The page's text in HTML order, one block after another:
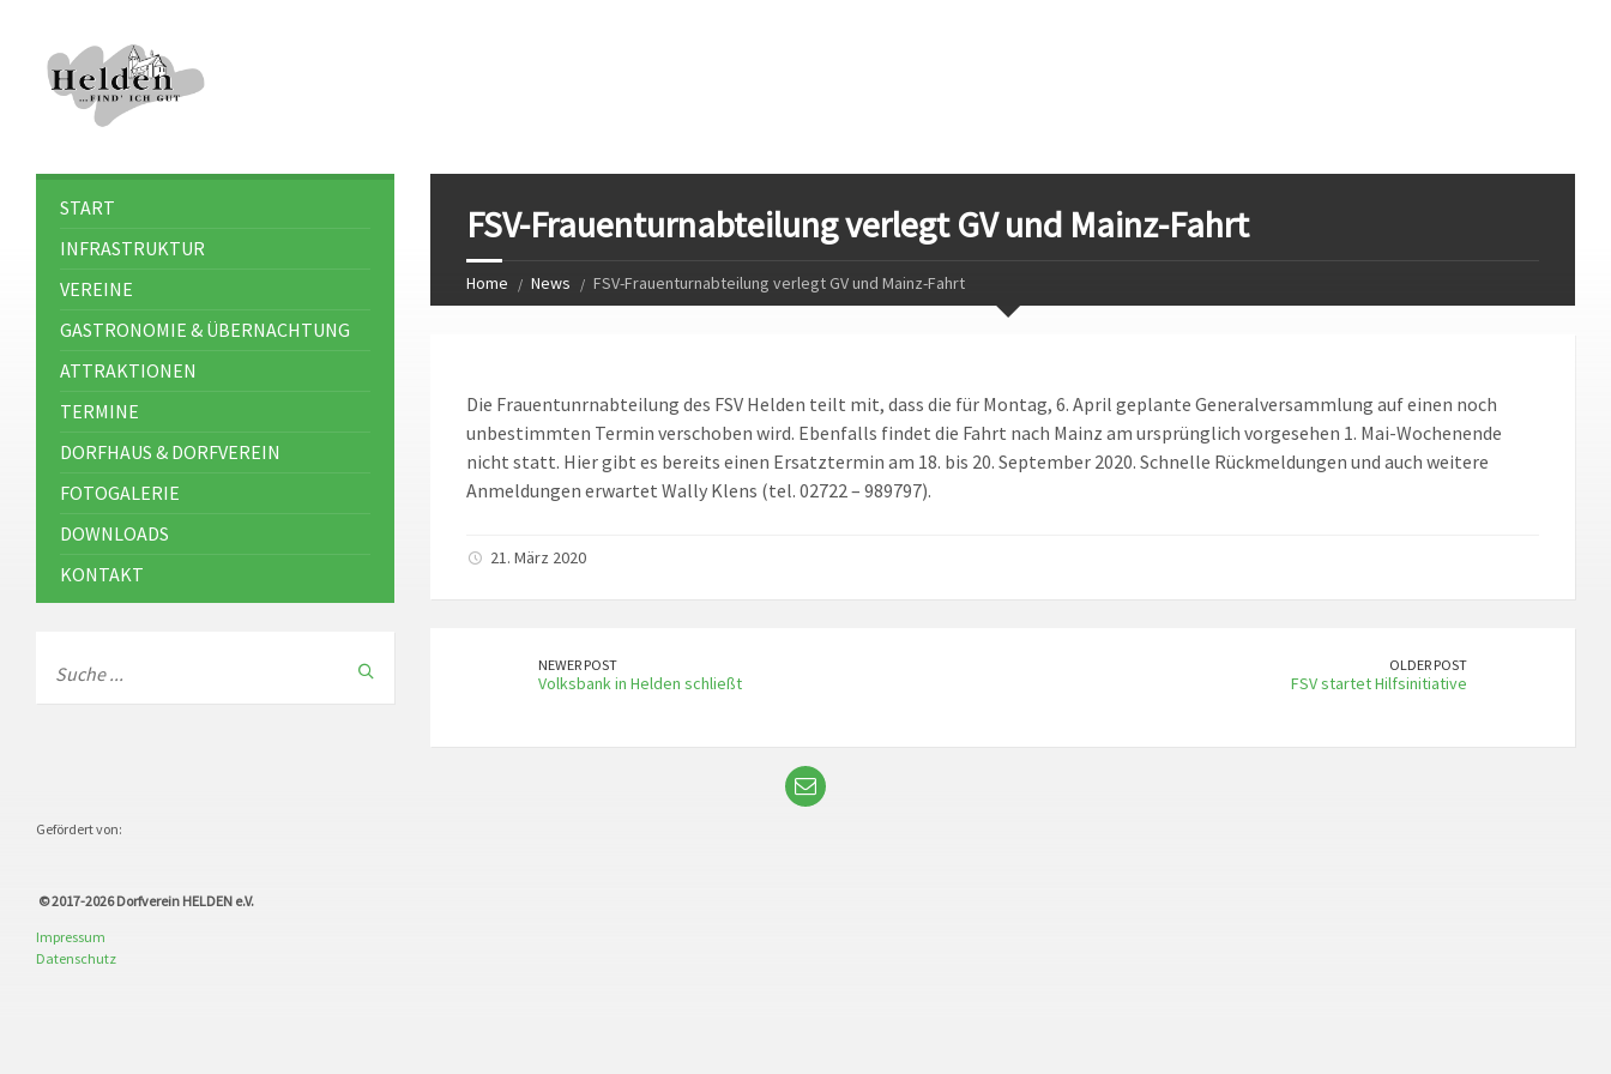
FSV-Frauenturnabteilung verlegt GV und Mainz-Fahrt
Home News FSV-Frauenturnabteilung verlegt GV und Mainz-Fahrt
Die Frauentunrnabteilung des FSV Helden teilt mit, dass die für Montag, 6. April geplante Generalversammlung auf einen noch
unbestimmten Termin verschoben wird. Ebenfalls findet die Fahrt nach Mainz am ursprünglich vorgesehen 1. Mai-Wochenende
nicht statt. Hier gibt es bereits einen Ersatztermin am 18. bis 20. September 2020. Schnelle Rückmeldungen und auch weitere
Anmeldungen erwartet Wally Klens (tel. 02722 – 989797).
21. März 2020
NEWER POST
Volksbank in Helden schließt
OLDER POST
FSV startet Hilfsinitiative
START
INFRASTRUKTUR
VEREINE
GASTRONOMIE & ÜBERNACHTUNG
ATTRAKTIONEN
TERMINE
DORFHAUS & DORFVEREIN
FOTOGALERIE
DOWNLOADS
KONTAKT
Gefördert von:
© 2017-2026Dorfverein HELDEN e.V.
Impressum
Datenschutz